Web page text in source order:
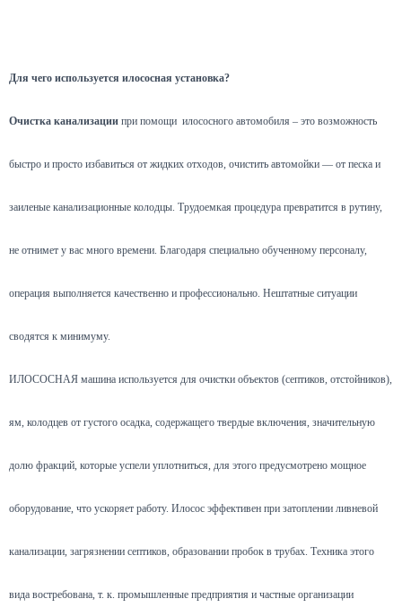
Для чего используется илососная установка?
Очистка канализации при помощи илососного автомобиля – это возможность
быстро и просто избавиться от жидких отходов, очистить автомойки — от песка и
заиленые канализационные колодцы. Трудоемкая процедура превратится в рутину,
не отнимет у вас много времени. Благодаря специально обученному персоналу,
операция выполняется качественно и профессионально. Нештатные ситуации
сводятся к минимуму.
ИЛОСОСНАЯ машина используется для очистки объектов (септиков, отстойников),
ям, колодцев от густого осадка, содержащего твердые включения, значительную
долю фракций, которые успели уплотниться, для этого предусмотрено мощное
оборудование, что ускоряет работу. Илосос эффективен при затоплении ливневой
канализации, загрязнении септиков, образовании пробок в трубах. Техника этого
вида востребована, т. к. промышленные предприятия и частные организации